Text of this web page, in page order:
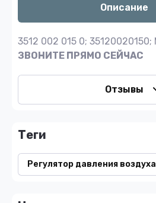
Описание
3512 002 015 0; 35120020150;
ЗВОНИТЕ ПРЯМО СЕЙЧАС
Отзывы
теги
Регулятор давления воздуха